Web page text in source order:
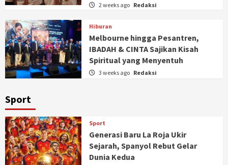
2 weeks ago Redaksi
Hiburan
Melbourne hingga Pesantren,
IBADAH & CINTA Sajikan Kisah
Spiritual yang Menyentuh
3 weeks ago Redaksi
Sport
Sport
Generasi Baru La Roja Ukir
Sejarah, Spanyol Rebut Gelar
Dunia Kedua